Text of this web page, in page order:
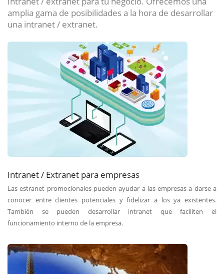
amplia gama de posibilidades a la hora de desarrollar
una intranet / extranet.
Intranet / Extranet para empresas
Las estranet promocionales pueden ayudar a las empresas a darse a
conocer entre clientes potenciales y fidelizar a los ya existentes.
También se pueden desarrollar intranet que faciliten el
funcionamiento interno de la empresa.